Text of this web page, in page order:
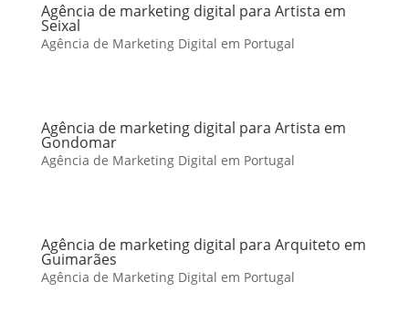
Agência de marketing digital para Artista em
Seixal
Agência de Marketing Digital em Portugal
Agência de marketing digital para Artista em
Gondomar
Agência de Marketing Digital em Portugal
Agência de marketing digital para Arquiteto em
Guimarães
Agência de Marketing Digital em Portugal